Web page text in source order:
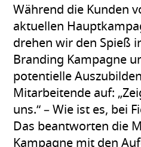
Während die Kunden
aktuellen
drehen wir den Spieß
Branding Kampagne
potentielle
Mitarbeitende auf:
uns.“ – Wie ist es, bei
Das beantworten die
Kampagne mit den